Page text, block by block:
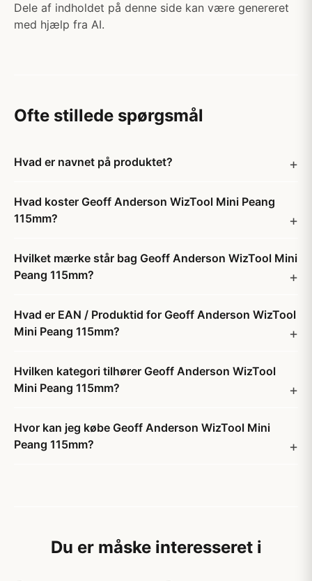
Dele af indholdet på denne side kan være genereret
med hjælp fra AI.
Ofte stillede spørgsmål
Hvad er navnet på produktet?
Hvad koster Geoff Anderson WizTool Mini Peang
115mm?
Hvilket mærke står bag Geoff Anderson WizTool Mini
Peang 115mm?
Hvad er EAN / Produktid for Geoff Anderson WizTool
Mini Peang 115mm?
Hvilken kategori tilhører Geoff Anderson WizTool
Mini Peang 115mm?
Hvor kan jeg købe Geoff Anderson WizTool Mini
Peang 115mm?
Du er måske interesseret i